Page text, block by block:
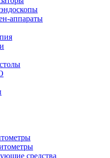
аппараты
средства